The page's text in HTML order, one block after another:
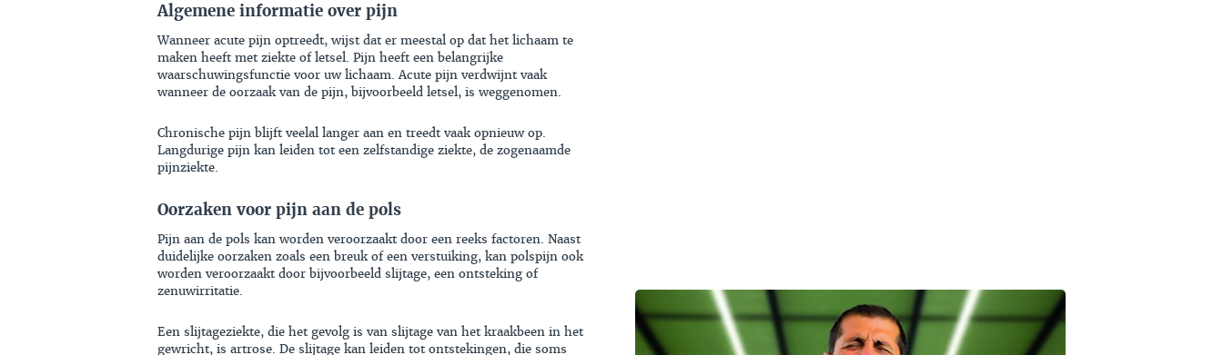
Algemene informatie over pijn
Wanneer acute pijn optreedt, wijst dat er meestal op dat het lichaam te
maken heeft met ziekte of letsel. Pijn heeft een belangrijke
waarschuwingsfunctie voor uw lichaam. Acute pijn verdwijnt vaak
wanneer de oorzaak van de pijn, bijvoorbeeld letsel, is weggenomen.
Chronische pijn blijft veelal langer aan en treedt vaak opnieuw op.
Langdurige pijn kan leiden tot een zelfstandige ziekte, de zogenaamde
pijnziekte.
Oorzaken voor pijn aan de pols
Pijn aan de pols kan worden veroorzaakt door een reeks factoren. Naast
duidelijke oorzaken zoals een breuk of een verstuiking, kan polspijn ook
worden veroorzaakt door bijvoorbeeld slijtage, een ontsteking of
zenuwirritatie.
Een slijtageziekte, die het gevolg is van slijtage van het kraakbeen in het
gewricht, is artrose. De slijtage kan leiden tot ontstekingen, die soms